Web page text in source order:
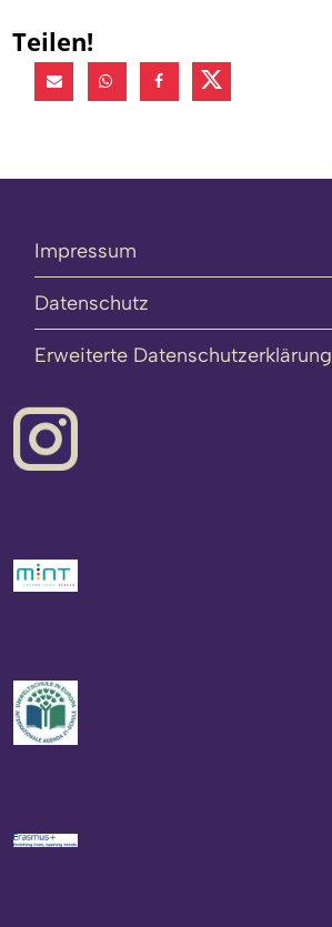
Teilen!
Impressum
Datenschutz
Erweiterte Datenschutzerklärung